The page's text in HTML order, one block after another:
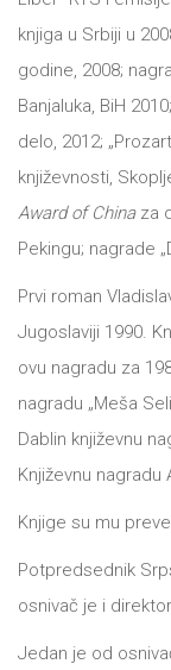
knjiga u Srbiji u
godine, 2008;
Banjaluka, BiH
delo, 2012;
književnosti,
Award of Chinaza
Pekingu; nagrade
Prvi roman
Jugoslaviji 1990.
ovu nagradu za
nagradu „Meša
Dablin književnu
Književnu nagradu
Knjige su mu
Potpredsednik
osnivač je i
Jedan je od